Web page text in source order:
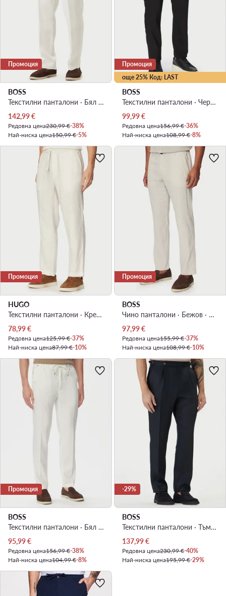
Промоция
BOSS
Текстилни панталони · Бял · Relaxed Fit
Актуална цена
142,99€
Редовна цена230,99 €-38%
Най-ниска цена150,99 €-5%
още 25% Код: LAST
Промоция
BOSS
Текстилни панталони · Черен · Regular Fit
Актуална цена
99,99€
Редовна цена156,99 €-36%
Най-ниска цена108,99 €-8%
Промоция
HUGO
Текстилни панталони · Кремав · Regular Fit
Актуална цена
78,99€
Редовна цена125,99 €-37%
Най-ниска цена87,99 €-10%
Промоция
BOSS
Чино панталони · Бежов · Regular Fit
Актуална цена
97,99€
Редовна цена155,99 €-37%
Най-ниска цена108,99 €-10%
Промоция
BOSS
Текстилни панталони · Бял · Regular Fit
Актуална цена
95,99€
Редовна цена156,99 €-38%
Най-ниска цена104,99 €-8%
-29%
BOSS
Текстилни панталони · Тъмносин · Relaxed Fit
Актуална цена
137,99€
Редовна цена230,99 €-40%
Най-ниска цена195,99 €-29%